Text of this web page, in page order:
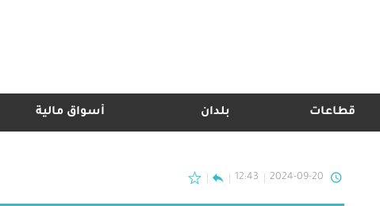
قطاعات بلدان أسواق مالية
2024-09-20
12:43